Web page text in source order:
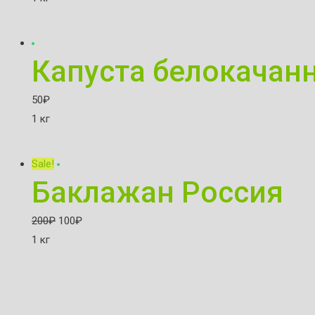
Капуста
50₽
1 кг
Sale!
Баклажан Россия
200₽ 100₽
1 кг